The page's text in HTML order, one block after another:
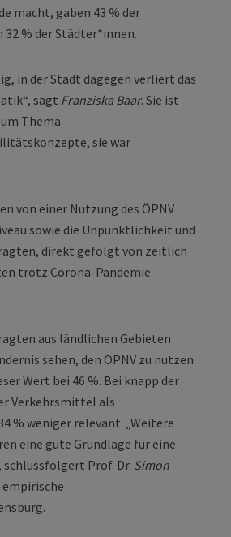
macht, gaben 43 % der
% der Städter*innen.
in der Stadt dagegen verliert das
sagt Franziska Baar. Sie ist
Thema
sie war
von einer Nutzung des ÖPNV
sowie die Unpünktlichkeit und
direkt gefolgt von zeitlich
trotz Corona-Pandemie
aus ländlichen Gebieten
sehen, den ÖPNV zu nutzen.
Wert bei 46 %. Bei knapp der
Verkehrsmittel als
% weniger relevant. „Weitere
eine gute Grundlage für eine
schlussfolgert Prof. Dr. Simon